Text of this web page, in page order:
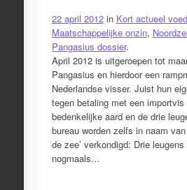
22 april 2012in Kort actueel
Maatschappelijke onzin,
Pangasius dossier.
April 2012 is uitgeroepen tot
Pangasius en hierdoor een
Nederlandse visser. Juist hun
tegen betaling met een
bedenkelijke aard en de drie
bureau worden zelfs in naam
de zee’ verkondigd: Drie
nogmaals…